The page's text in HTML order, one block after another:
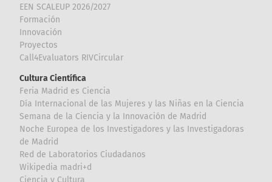
EEN SCALEUP 2026/2027
Formación
Innovación
Proyectos
Call4Evaluators RIVCircular
Cultura Científica
Feria Madrid es Ciencia
Día Internacional de las Mujeres y las Niñas en la Ciencia
Semana de la Ciencia y la Innovación de Madrid
Noche Europea de los Investigadores y las Investigadoras
de Madrid
Red de Laboratorios Ciudadanos
Wikipedia madri+d
Ciencia y Cultura